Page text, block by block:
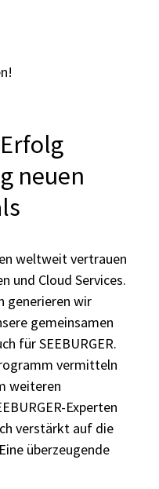
neuen
weltweit vertrauen
und Cloud Services.
generieren wir
gemeinsamen
für SEEBURGER.
vermitteln
weiteren
Experten
verstärkt auf die
überzeugende